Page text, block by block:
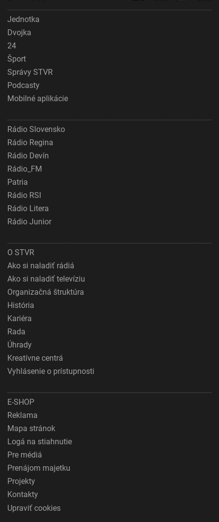
Jednotka
Dvojka
24
Šport
Správy STVR
Podcasty
Mobilné aplikácie
Rádio Slovensko
Rádio Regina
Rádio Devín
Rádio_FM
Patria
Rádio RSI
Rádio Litera
Rádio Junior
O STVR
Ako si naladiť rádiá
Ako si naladiť televíziu
Organizačná štruktúra
História
Kariéra
Rada
Úhrady
Kreatívne centrá
Vyhlásenie o prístupnosti
E-SHOP
Reklama
Mapa stránok
Logá na stiahnutie
Pre médiá
Prenájom majetku
Projekty
Kontakty
Upraviť cookies